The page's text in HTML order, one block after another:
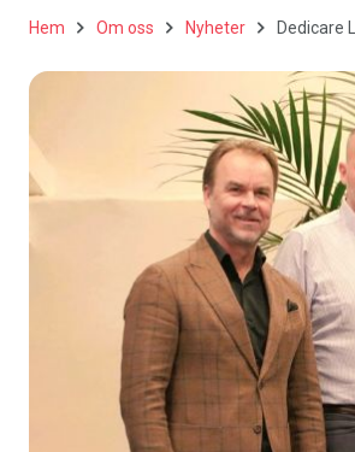
Hem Om oss Nyheter Dedicare